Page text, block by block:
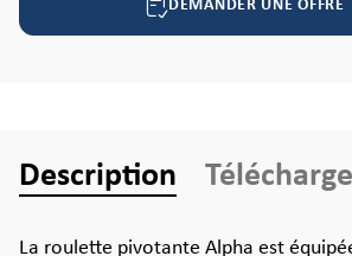
DEMANDER UNE OFFRE
Description
La roulette pivotante Alpha est